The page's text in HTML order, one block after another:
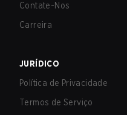
Contate-Nos
Carreira
JURÍDICO
Política de Privacidade
Termos de Serviço